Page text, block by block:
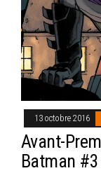
13 octobre 2016
Avant-
Batman #3